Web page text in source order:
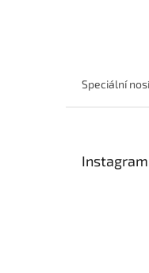
Speciální
Instagram